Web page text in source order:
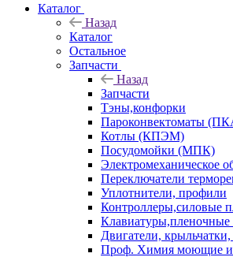
Каталог
Назад
Каталог
Остальное
Запчасти
Назад
Запчасти
Тэны,конфорки
Пароконвектоматы
Котлы (КПЭМ)
Посудомойки (МПК)
Электромеханическое
Переключатели
Уплотнители, профили
Контроллеры,силовые
Клавиатуры,пленочные
Двигатели,
Проф. Химия моющие и